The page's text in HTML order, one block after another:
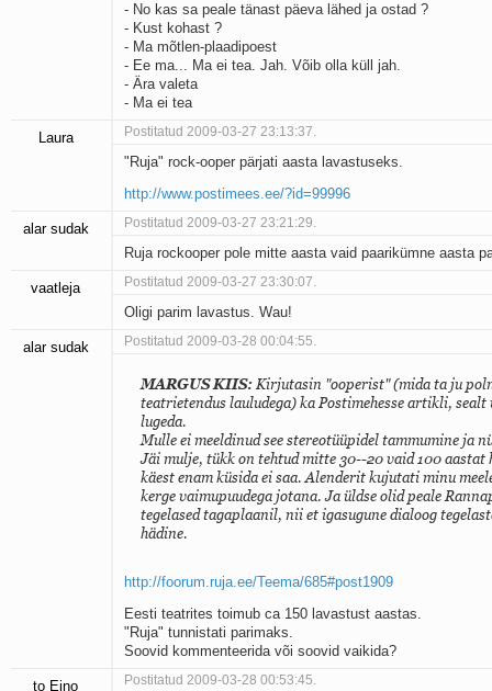
- No kas sa peale tänast päeva lähed ja ostad ?
- Kust kohast ?
- Ma mõtlen-plaadipoest
- Ee ma... Ma ei tea. Jah. Võib olla küll jah.
- Ära valeta
- Ma ei tea
Laura Postitatud 2009-03-27 23:13:37.
"Ruja" rock-ooper pärjati aasta lavastuseks.
http://www.postimees.ee/?id=99996
alar sudak Postitatud 2009-03-27 23:21:29.
Ruja rockooper pole mitte aasta vaid paarikümne aasta
vaatleja Postitatud 2009-03-27 23:30:07.
Oligi parim lavastus. Wau!
alar sudak Postitatud 2009-03-28 00:04:55.
MARGUS KIIS: Kirjutasin "ooperist" (mida ta ju
teatrietendus lauludega) ka Postimehesse artikli,
lugeda.
Mulle ei meeldinud see stereotüüpidel tammumine ja
Jäi mulje, tükk on tehtud mitte 30--20 vaid 100 aastat
käest enam küsida ei saa. Alenderit kujutati minu
kerge vaimupuudega jotana. Ja üldse olid peale
tegelased tagaplaanil, nii et igasugune dialoog
hädine.
http://foorum.ruja.ee/Teema/685#post1909
Eesti teatrites toimub ca 150 lavastust aastas.
"Ruja" tunnistati parimaks.
Soovid kommenteerida või soovid vaikida?
to Eino Postitatud 2009-03-28 00:53:45.